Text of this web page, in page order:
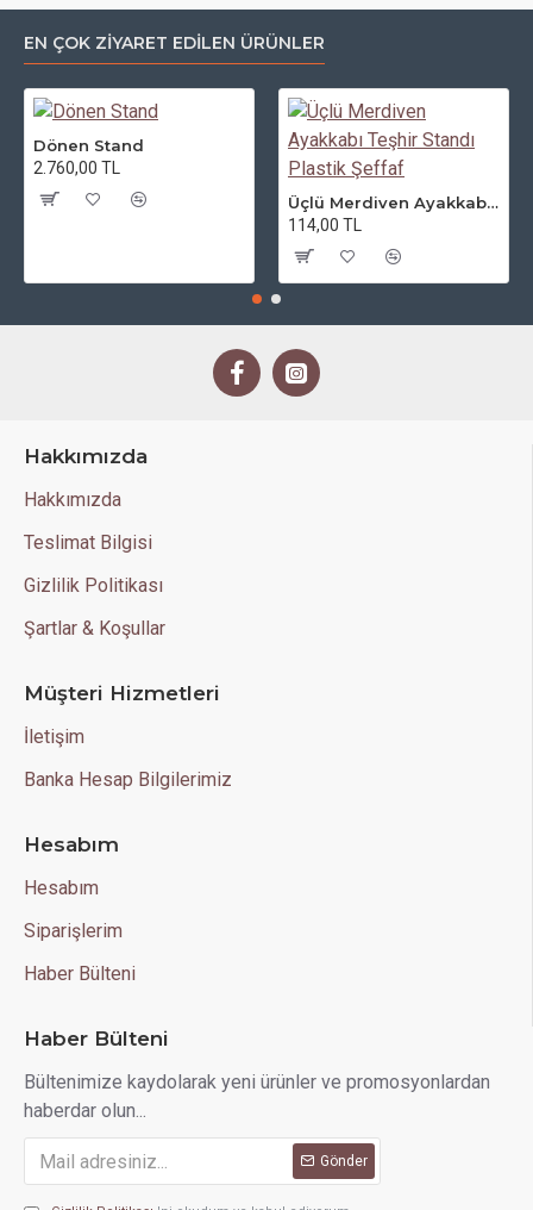
EN ÇOK ZİYARET EDİLEN ÜRÜNLER
Dönen Stand
2.760,00 TL
Üçlü Merdiven Ayakkabı Teşhir Standı Plastik Şeffaf
114,00 TL
Hakkımızda
Hakkımızda
Teslimat Bilgisi
Gizlilik Politikası
Şartlar & Koşullar
Müşteri Hizmetleri
İletişim
Banka Hesap Bilgilerimiz
Hesabım
Hesabım
Siparişlerim
Haber Bülteni
Haber Bülteni
Bültenimize kaydolarak yeni ürünler ve promosyonlardan
haberdar olun...
Gönder